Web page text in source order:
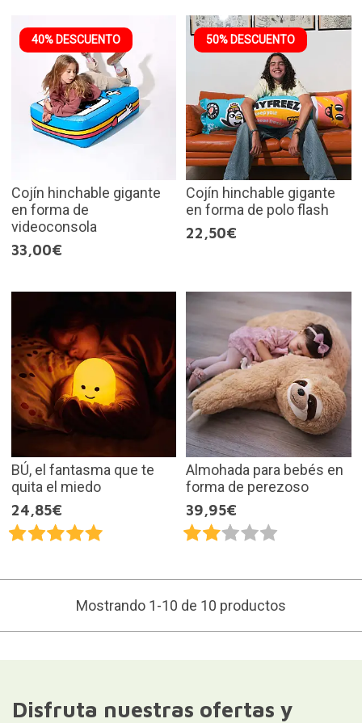
40% DESCUENTO
Cojín hinchable gigante
en forma de
videoconsola
33,00€
50% DESCUENTO
Cojín hinchable gigante
en forma de polo flash
22,50€
BÚ, el fantasma que te
quita el miedo
24,85€
Almohada para bebés en
forma de perezoso
39,95€
Mostrando 1-10 de 10 productos
Disfruta nuestras ofertas y